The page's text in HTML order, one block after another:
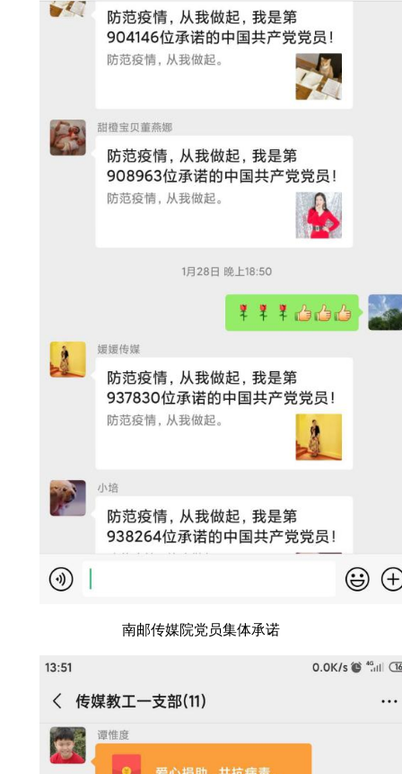
南邮传媒院党员集体承诺